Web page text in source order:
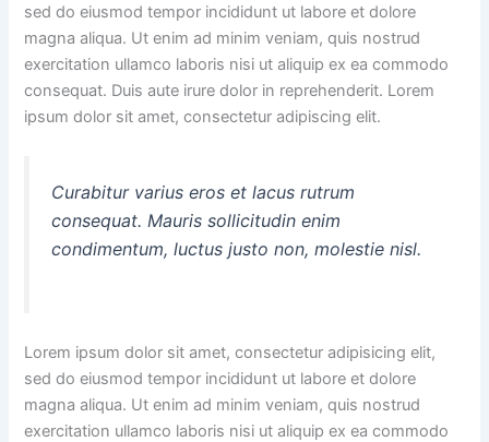
sed do eiusmod tempor incididunt ut labore et dolore
magna aliqua. Ut enim ad minim veniam, quis nostrud
exercitation ullamco laboris nisi ut aliquip ex ea commodo
consequat. Duis aute irure dolor in reprehenderit. Lorem
ipsum dolor sit amet, consectetur adipiscing elit.
Curabitur varius eros et lacus rutrum
consequat. Mauris sollicitudin enim
condimentum, luctus justo non, molestie nisl.
Lorem ipsum dolor sit amet, consectetur adipisicing elit,
sed do eiusmod tempor incididunt ut labore et dolore
magna aliqua. Ut enim ad minim veniam, quis nostrud
exercitation ullamco laboris nisi ut aliquip ex ea commodo